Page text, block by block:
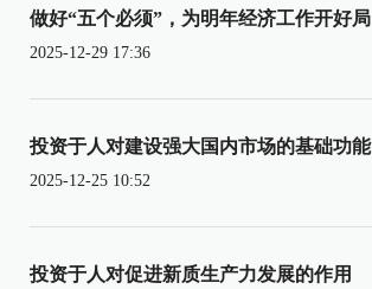
做好“五个必须”，为明年经济工作开好局
2025-12-29 17:36
投资于人对建设强大国内市场的基础功能
2025-12-25 10:52
投资于人对促进新质生产力发展的作用